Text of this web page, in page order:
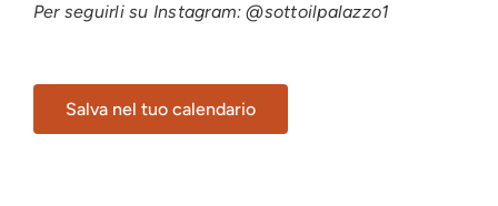
Per seguirli su Instagram: @sottoilpalazzo1
Salva nel tuo calendario